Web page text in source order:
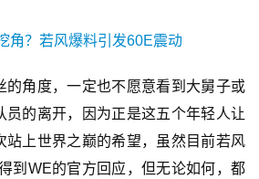
角度，一定也不愿意看到大舅子或
员的离开，因为正是这五个年轻人让
站上世界之巅的希望，虽然目前若风
到WE的官方回应，但无论如何，都